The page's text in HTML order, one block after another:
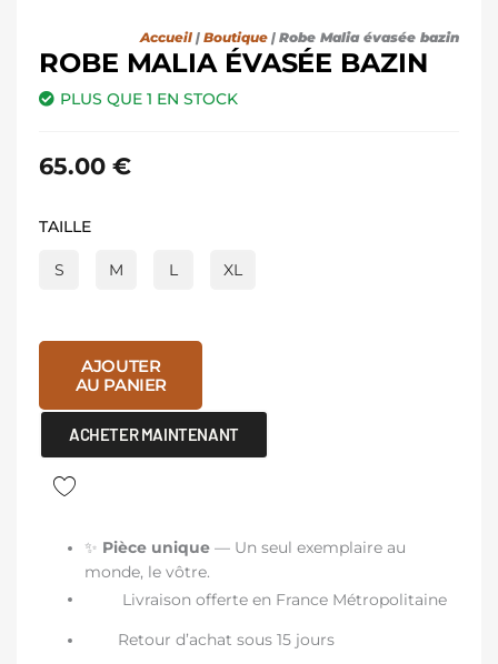
Accueil | Boutique | Robe Malia évasée bazin
ROBE MALIA ÉVASÉE BAZIN
PLUS QUE 1 EN STOCK
65.00 €
TAILLE
S M L XL
ACHETER MAINTENANT
quantité
Robe
bazin
AJOUTER
AU PANIER
✨ Pièce unique — Un seul exemplaire au
monde, le vôtre.
Livraison offerte en France Métropolitaine
Retour d’achat sous 15 jours